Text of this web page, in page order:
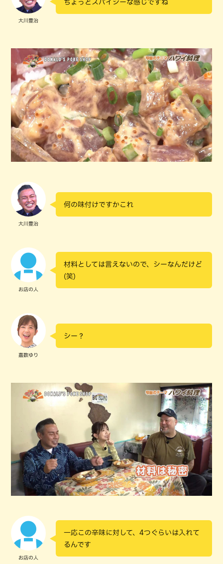
大川豊治
ちょっとスパイシーな感じですね
大川豊治
何の味付けですかこれ
お店の人
材料としては言えないので、シーなんだけど
(笑)
嘉数ゆり
シー？
お店の人
一応この辛味に対して、4つぐらいは入れて
るんです